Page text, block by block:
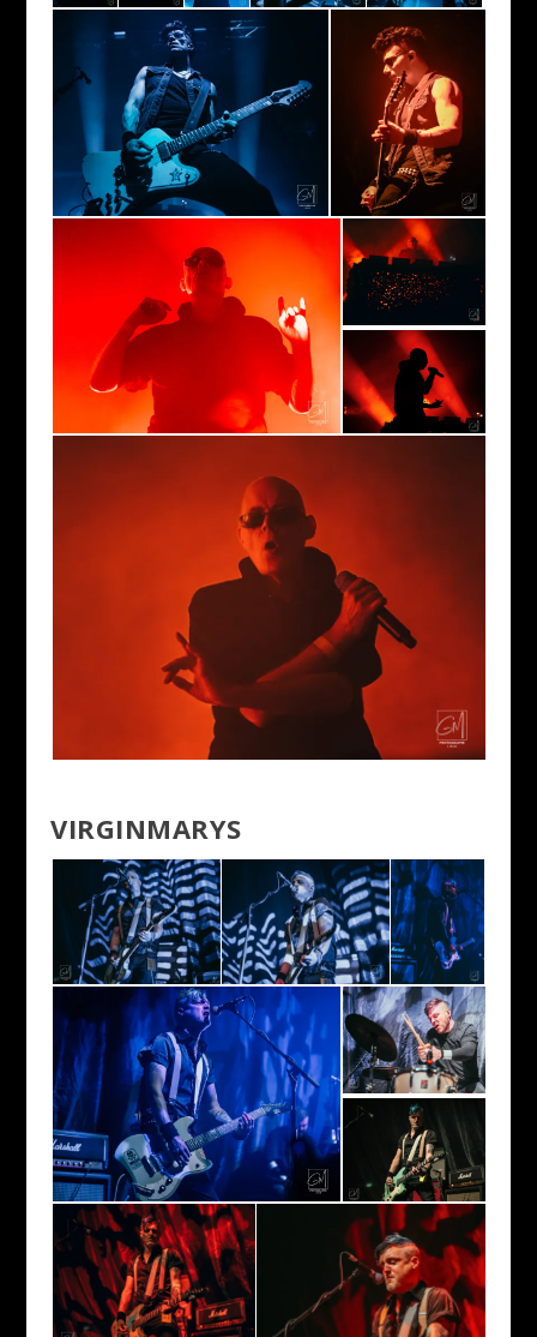
VIRGINMARYS